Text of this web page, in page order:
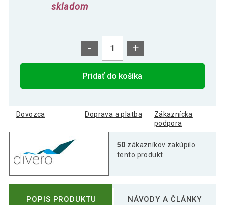
skladom
- +
Pridať do košíka
Dovozca Doprava a platba
Zákaznícka
podpora
50 zákazníkov zakúpilo
tento produkt
POPIS PRODUKTU NÁVODY A ČLÁNKY